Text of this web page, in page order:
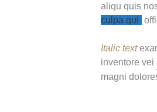
aliqu quis
culpa qui
Italic text
inventore vei
magni